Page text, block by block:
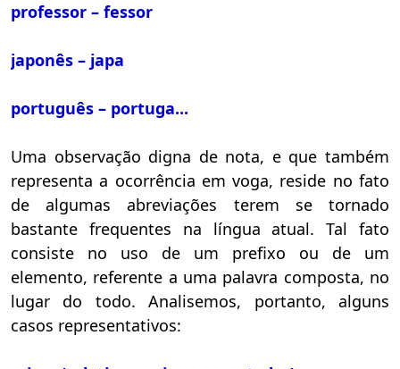
professor – fessor
japonês – japa
português – portuga...
Uma observação digna de nota, e que também
representa a ocorrência em voga, reside no fato
de algumas abreviações terem se tornado
bastante frequentes na língua atual. Tal fato
consiste no uso de um prefixo ou de um
elemento, referente a uma palavra composta, no
lugar do todo. Analisemos, portanto, alguns
casos representativos: